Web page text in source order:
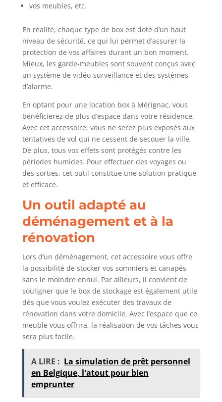
vos meubles, etc.
En réalité, chaque type de box est doté d’un haut
niveau de sécurité, ce qui lui permet d’assurer la
protection de vos affaires durant un bon moment.
Mieux, les garde-meubles sont souvent conçus avec
un système de vidéo-surveillance et des systèmes
d’alarme.
En optant pour une location box à Mérignac, vous
bénéficierez de plus d’espace dans votre résidence.
Avec cet accessoire, vous ne serez plus exposés aux
tentatives de vol qui ne cessent de secouer la ville.
De plus, tous vos effets sont protégés contre les
périodes humides. Pour effectuer des voyages ou
des sorties, cet outil constitue une solution pratique
et efficace.
Un outil adapté au
déménagement et à la
rénovation
Lors d’un déménagement, cet accessoire vous offre
la possibilité de stocker vos sommiers et canapés
sans le moindre ennui. Par ailleurs, il convient de
souligner que le box de stockage est également utile
dès que vous voulez exécuter des travaux de
rénovation dans votre domicile. Avec l’espace que ce
meuble vous offrira, la réalisation de vos tâches vous
sera plus facile.
A LIRE : La simulation de prêt personnel
en Belgique, l'atout pour bien
emprunter